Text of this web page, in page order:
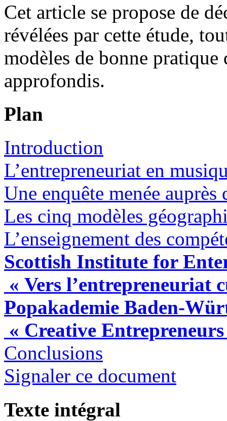
Cet article se propose de
révélées par cette étude,
modèles de bonne
approfondis.
Plan
Introduction
L’entrepreneuriat en
Une enquête menée auprès
Les cinq modèles
L’enseignement des
Scottish Institute for
« Vers l’entrepreneuriat
Popakademie Baden-
« Creative
Conclusions
Signaler ce document
Texte intégral